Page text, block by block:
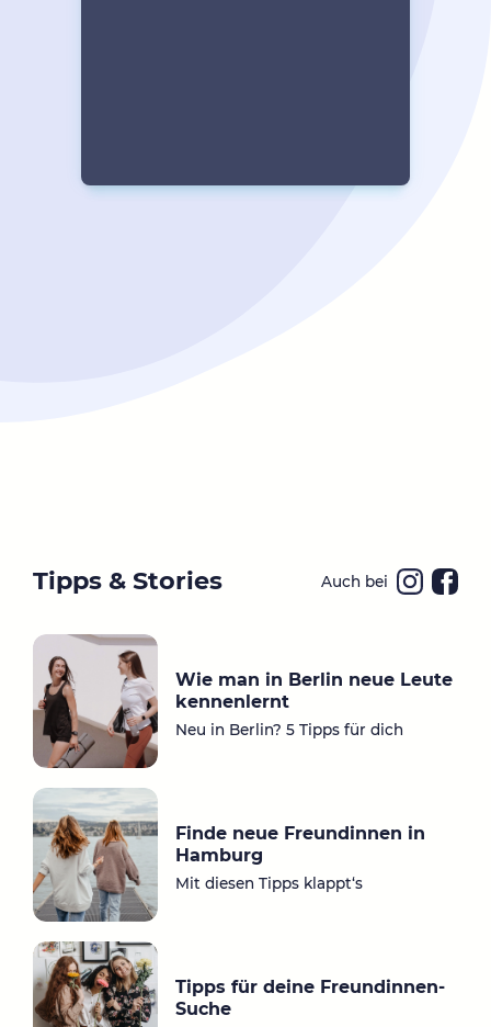
Tipps & Stories Auch bei
a
ok
Wie man in Berlin neue Leute
kennenlernt
Neu in Berlin? 5 Tipps für dich
Finde neue Freundinnen in
Hamburg
Mit diesen Tipps klappt‘s
Tipps für deine Freundinnen-
Suche